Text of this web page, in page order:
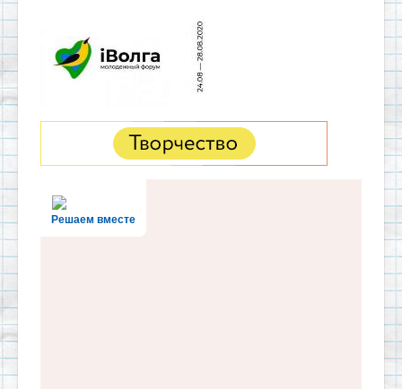
Решаем вместе